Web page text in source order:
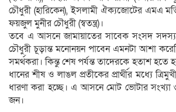
চৌধুরী (হারিকেন), ইসলামী ঐক্যজোটের এমএ
ফয়জুল মুনীর চৌধুরী (স্বতন্ত্র)।
তবে এ আসনে জামায়াতের সাবেক সংসদ সদস্য
চৌধুরী চূড়ান্ত মনোনয়ন পাবেন এমনটা আশা
সমর্থকরা। কিন্তু শেষ পর্যন্ত তাদেরকে হতাশ
ধানের শীষ ও লাঙল প্রতীকের প্রার্থীর মধ্যে
ধারণা করা হচ্ছে। এ আসনে মোট ভোটার
জন।